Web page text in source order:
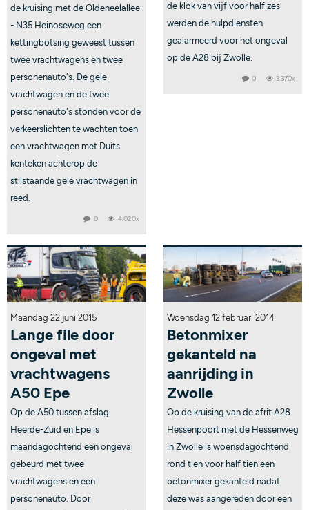
de kruising met de Oldeneelallee
- N35 Heinoseweg een
kettingbotsing geweest tussen
twee vrachtwagens en twee
personenauto's. De gele
vrachtwagen en de twee
personenauto's stonden voor de
verkeerslichten te wachten toen
een vrachtwagen met Duits
kenteken achterop de
stilstaande gele vrachtwagen in
reed.
0 4.020x
de klok van vijf voor half zes
werden de hulpdiensten
gealarmeerd voor het ongeval
op de A28 bij Zwolle.
0 3.370x
Maandag 22 juni 2015
Lange file door
ongeval met
vrachtwagens
A50 Epe
Op de A50 tussen afslag
Heerde-Zuid en Epe is
maandagochtend een ongeval
gebeurd met twee
vrachtwagens en een
personenauto. Door
Woensdag 12 februari 2014
Betonmixer
gekanteld na
aanrijding in
Zwolle
Op de kruising van de afrit A28
Hessenpoort met de Hessenweg
in Zwolle is woensdagochtend
rond tien voor half tien een
betonmixer gekanteld nadat
deze was aangereden door een